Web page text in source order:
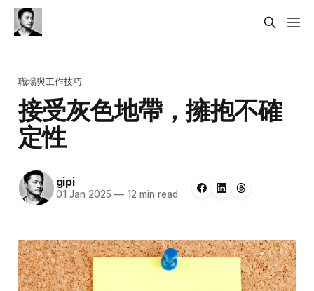
職場與工作技巧
接受灰色地帶，擁抱不確
定性
gipi
01 Jan 2025 —12 min read